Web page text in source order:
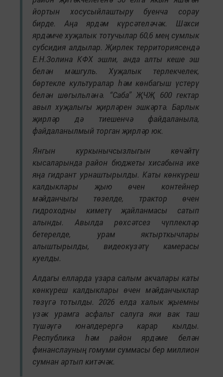
йортын хосусыйлаштыру буенча сорау
бирде. Аңа ярдәм күрсәтеләчәк. Шәхси
ярдәмче хуҗалык тотучылар 60,6 мең сумлык
субсидия алдылар. Җирлек территориясендә
Е.Н.Золина КФХ эшли, анда алты кеше эш
белән мәшгуль. Хуҗалык терлекчелек,
бөртекле культуралар һәм көнбагыш үстерү
белән шөгыльләнә. “Саба” ҖЧҖ 600 гектар
авыл хуҗалыгы җирләрен эшкәртә. Барлык
җирләр дә тиешенчә файдаланыла,
файдаланылмый торган җирләр юк.
Янгын куркынычсызлыгын көчәйтү
кысаларында район бюджеты хисабына ике
яңа гидрант урнаштырылды. Каты көнкүреш
калдыклары җыю өчен контейнер
мәйданчыгы төзелде, трактор өчен
гидроходны киметү җайланмасы сатып
алынды. Авылда рөхсәтсез чүплекләр
бетерелде, урам яктырткычлары
алыштырылды, видеокүзәтү камерасы
куелды.
Алдагы елларда үзара салым акчалары каты
көнкүреш калдыклары өчен мәйданчыклар
төзүгә тотылды. 2026 елда халык җыемны
үзәк урамга асфальт салуга яки вак таш
түшәүгә юнәлдерергә карар кылды.
Республика һәм район ярдәме белән
финанслауның гомуми суммасы бер миллион
сумнан артып китәчәк.